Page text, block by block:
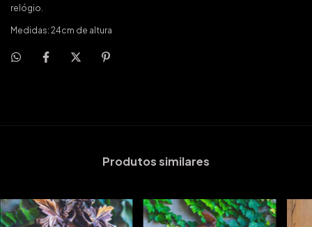
relógio.
Medidas: 24cm de altura
Produtos similares